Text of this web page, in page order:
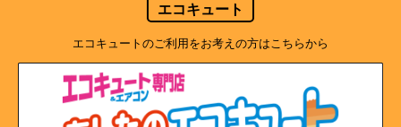
エコキュート
エコキュートのご利用をお考えの方はこちらから